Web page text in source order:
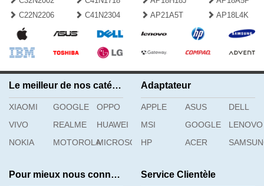
C22N2206
C41N2304
AP21A5T
AP18L4K
Le meilleur de nos catégories
XIAOMI GOOGLE
OPPO
VIVO
REALME
HUAWEI
NOKIA
MOTOROLAMICROSOFT
Adaptateur
APPLE ASUS
DELL
MSI
GOOGLE
LENOVO
HP
ACER
Pour mieux nous connaître Service Clientèle